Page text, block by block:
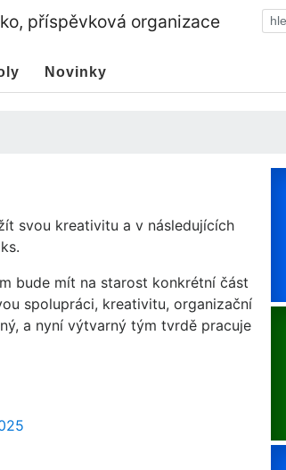
příspěvková organizace
Novinky
svou kreativitu a v následujících
bude mít na starost konkrétní část
spolupráci, kreativitu, organizační
a nyní výtvarný tým tvrdě pracuje